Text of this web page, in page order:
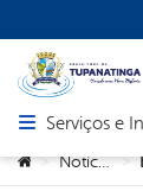
Abrir menu
Serviços e
Você está aqui:
> Notícias >